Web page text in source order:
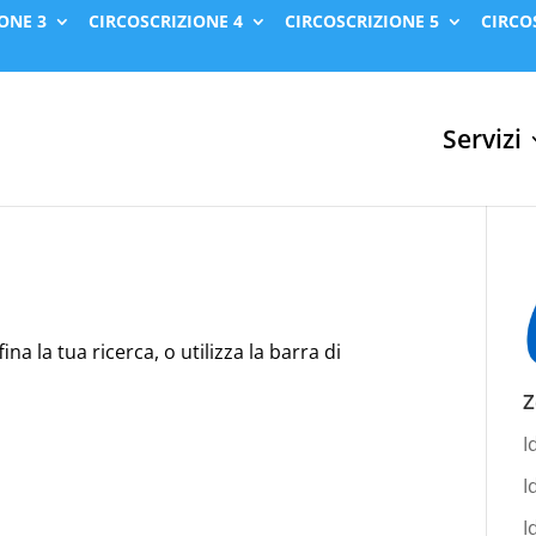
3 CIRCOSCRIZIONE 4 CIRCOSCRIZIONE 5
Servizi
la tua ricerca, o utilizza la barra di